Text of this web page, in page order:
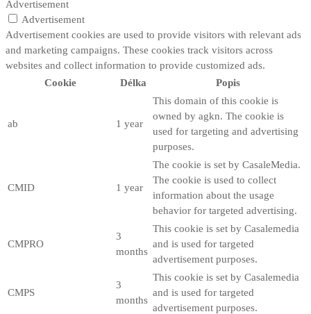
Advertisement
Advertisement
Advertisement cookies are used to provide visitors with relevant ads
and marketing campaigns. These cookies track visitors across
websites and collect information to provide customized ads.
Cookie
Délka Popis
ab 1 year
This domain of this cookie is
owned by agkn. The cookie is
used for targeting and advertising
purposes.
CMID 1 year
The cookie is set by CasaleMedia.
The cookie is used to collect
information about the usage
behavior for targeted advertising.
CMPRO
3
months
This cookie is set by Casalemedia
and is used for targeted
advertisement purposes.
CMPS
3
months
This cookie is set by Casalemedia
and is used for targeted
advertisement purposes.